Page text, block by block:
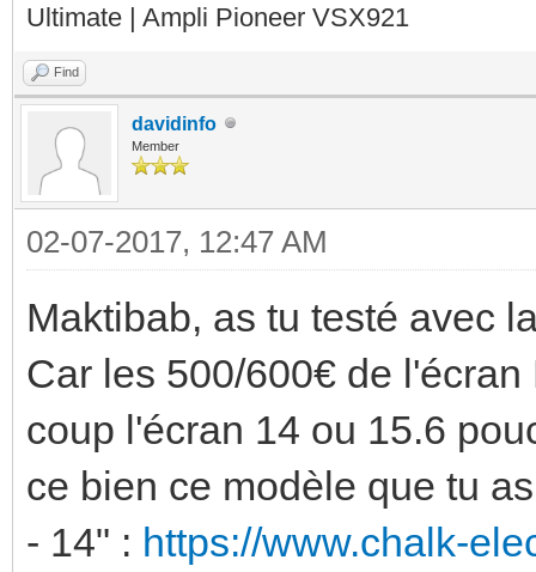
Ultimate | Ampli Pioneer VSX921
Find
davidinfo
Member
02-07-2017, 12:47 AM
Maktibab, as tu testé avec
Car les 500/600€ de
coup l'écran 14 ou 15.6
ce bien ce modèle que tu
- 14" : https://www.chalk-